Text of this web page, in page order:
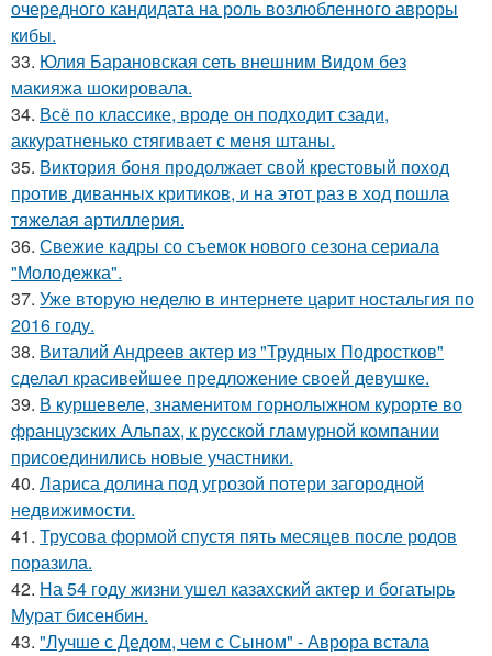
очередного кандидата на роль возлюбленного авроры
кибы.
33. Юлия Барановская сеть внешним Видом без
макияжа шокировала.
34. Всё по классике, вроде он подходит сзади,
аккуратненько стягивает с меня штаны.
35. Виктория боня продолжает свой крестовый поход
против диванных критиков, и на этот раз в ход пошла
тяжелая артиллерия.
36. Свежие кадры со съемок нового сезона сериала
"Молодежка".
37. Уже вторую неделю в интернете царит ностальгия по
2016 году.
38. Виталий Андреев актер из "Трудных Подростков"
сделал красивейшее предложение своей девушке.
39. В куршевеле, знаменитом горнолыжном курорте во
французских Альпах, к русской гламурной компании
присоединились новые участники.
40. Лариса долина под угрозой потери загородной
недвижимости.
41. Трусова формой спустя пять месяцев после родов
поразила.
42. На 54 году жизни ушел казахский актер и богатырь
Мурат бисенбин.
43. "Лучше с Дедом, чем с Сыном" - Аврора встала